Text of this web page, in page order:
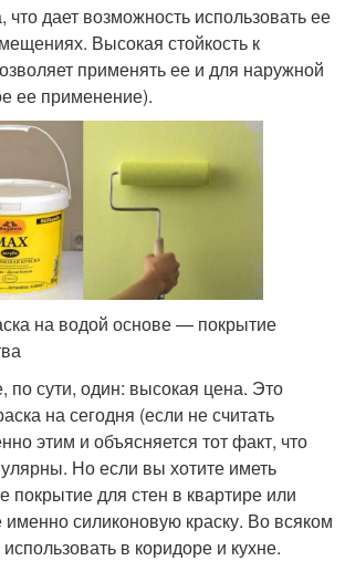
дает возможность использовать ее
Высокая стойкость к
применять ее и для наружной
ее применение).
на водой основе — покрытие
по сути, один: высокая цена. Это
на сегодня (если не считать
этим и объясняется тот факт, что
Но если вы хотите иметь
покрытие для стен в квартире или
силиконовую краску. Во всяком
в коридоре и кухне.